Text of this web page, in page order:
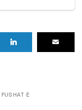
FUSHAT E